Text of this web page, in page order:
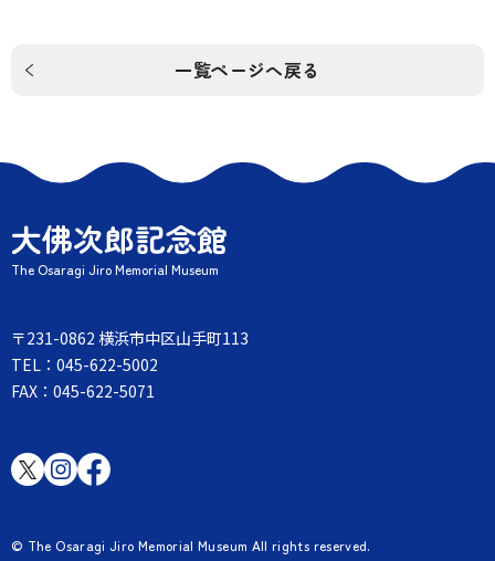
一覧ページへ戻る
大佛次郎記念館
The Osaragi Jiro Memorial Museum
〒231-0862 横浜市中区山手町113
TEL：045-622-5002
FAX：045-622-5071
© The Osaragi Jiro Memorial Museum All rights reserved.